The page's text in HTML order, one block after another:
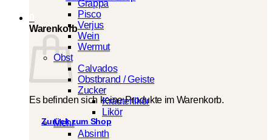
Warenkorb
Es befinden sich keine Produkte im Warenkorb.
Zurück zum Shop
Grappa
Pisco
Verjus
Wein
Wermut
Obst
Calvados
Obstbrand / Geiste
Zucker
Kräuterlikör
Likör
Mehr
Absinth